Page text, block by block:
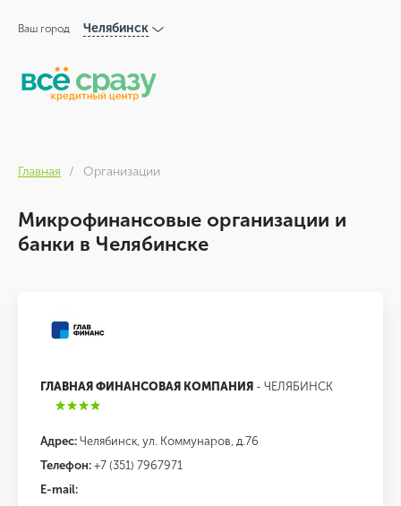
Ваш город Челябинск
Главная Организации
Микрофинансовые организации и
банки в Челябинске
ГЛАВНАЯ ФИНАНСОВАЯ КОМПАНИЯ - ЧЕЛЯБИНСК
Адрес: Челябинск, ул. Коммунаров, д.76
Телефон: +7 (351) 7967971
E-mail: